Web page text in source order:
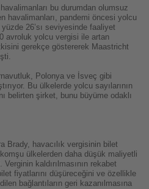
bu durumdan olumsuz
havalimanları, pandemi öncesi yolcu
26’sı seviyesinde faaliyet
avroluk yolcu vergisi ile artan
gerekçe göstererek Maastricht
Polonya ve İsveç gibi
Bu ülkelerde yolcu sayılarının
belirten şirket, bunu büyüme odaklı
Brady, havacılık vergisinin bilet
komşu ülkelerden daha düşük maliyetli
kaldırılmasının rekabet
fiyatlarını düşüreceğini ve özellikle
bağlantıların geri kazanılmasına